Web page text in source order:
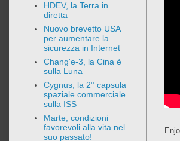
HDEV, la Terra in
diretta
Nuovo brevetto USA
per aumentare la
sicurezza in Internet
Chang'e-3, la Cina è
sulla Luna
Cygnus, la 2° capsula
spaziale commerciale
sulla ISS
Marte, condizioni
favorevoli alla vita nel
suo passato!